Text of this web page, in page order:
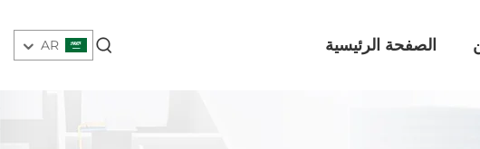
الصفحة الرئيسية AR